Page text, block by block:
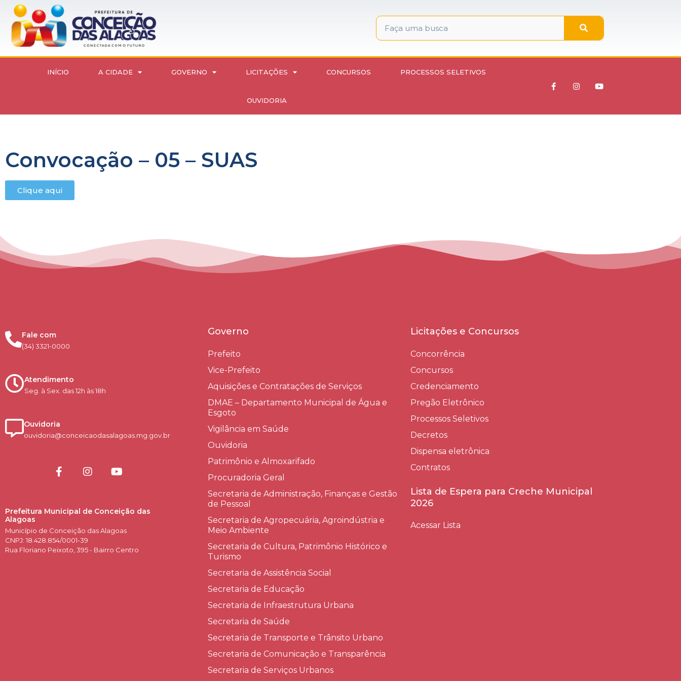
INÍCIO A CIDADE GOVERNO LICITAÇÕES CONCURSOS PROCESSOS SELETIVOS
OUVIDORIA
Convocação – 05 – SUAS
Clique aqui
Fale com
(34) 3321-0000
Atendimento
Seg. à Sex. das 12h às 18h
Ouvidoria
ouvidoria@conceicaodasalagoas.mg.gov.br
Prefeitura Municipal de Conceição das
Alagoas
Município de Conceição das Alagoas
CNPJ: 18.428.854/0001-39
Rua Floriano Peixoto, 395 - Bairro Centro
Governo
Prefeito
Vice-Prefeito
Aquisições e Contratações de Serviços​
DMAE – Departamento Municipal de Água e
Esgoto
Vigilância em Saúde
Ouvidoria
Patrimônio e Almoxarifado
Procuradoria Geral
Secretaria de Administração, Finanças e Gestão
de Pessoal
Secretaria de Agropecuária, Agroindústria e
Meio Ambiente
Secretaria de Cultura, Patrimônio Histórico e
Turismo
Secretaria de Assistência Social
Secretaria de Educação
Secretaria de Infraestrutura Urbana
Secretaria de Saúde
Secretaria de Transporte e Trânsito Urbano
Secretaria de Comunicação e Transparência
Secretaria de Serviços Urbanos
Licitações e Concursos
Concorrência
Concursos
Credenciamento
Pregão Eletrônico
Processos Seletivos
Decretos
Dispensa eletrônica
Contratos
Lista de Espera para Creche Municipal
2026
Acessar Lista